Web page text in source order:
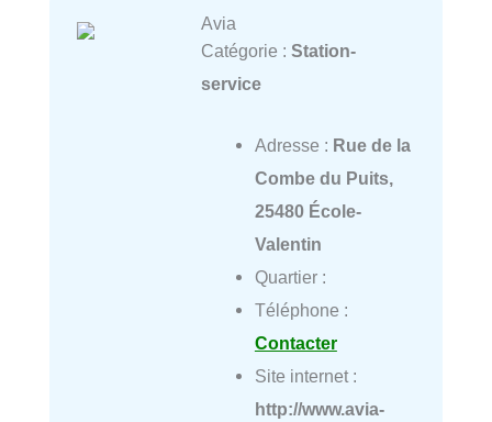
Avia
Catégorie : Station-
service
Adresse : Rue de la
Combe du Puits,
25480 École-
Valentin
Quartier :
Téléphone :
Contacter
Site internet :
http://www.avia-